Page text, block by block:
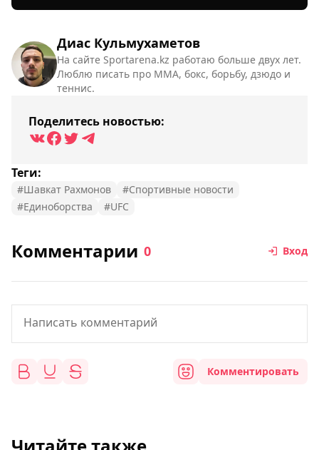
Диас Кульмухаметов
На сайте Sportarena.kz работаю больше двух лет.
Люблю писать про ММА, бокс, борьбу, дзюдо и
теннис.
Поделитесь новостью:
Теги:
#Шавкат Рахмонов
#Спортивные новости
#Единоборства
#UFC
Комментарии 0 Вход
Комментировать